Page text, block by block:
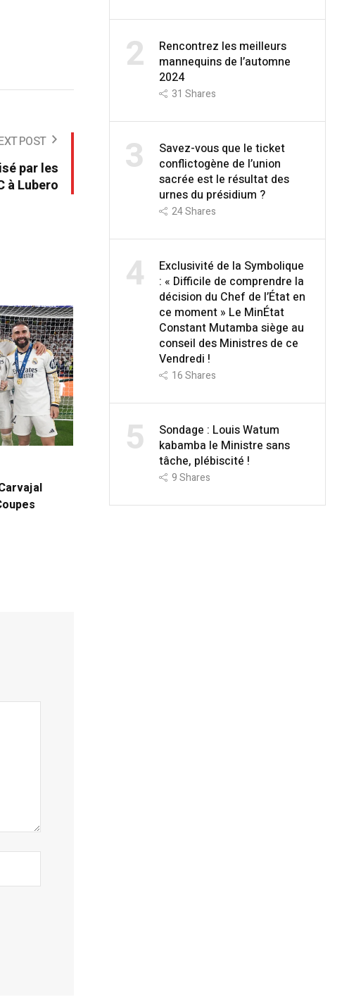
POST
par les
à Lubero
2
Rencontrez les meilleurs
mannequins de l’automne
2024
31 Shares
3
Savez-vous que le ticket
conflictogène de l’union
sacrée est le résultat des
urnes du présidium ?
24Shares
4
Exclusivité de la Symbolique
: « Difficile de comprendre la
décision du Chef de l’État en
ce moment » Le MinÉtat
Constant Mutamba siège au
conseil des Ministres de ce
Vendredi !
16Shares
5
Sondage : Louis Watum
kabamba le Ministre sans
tâche, plébiscité !
9Shares